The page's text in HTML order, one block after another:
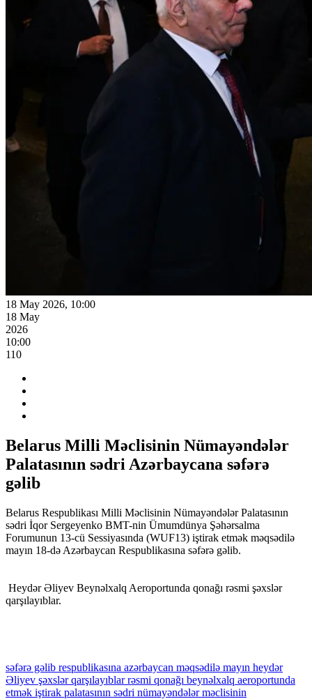
18 May 2026, 10:00
18 May
2026
10:00
110
Belarus Milli Məclisinin Nümayəndələr
Palatasının sədri Azərbaycana səfərə
gəlib
Belarus Respublikası Milli Məclisinin Nümayəndələr Palatasının
sədri İqor Sergeyenko BMT-nin Ümumdünya Şəhərsalma
Forumunun 13-cü Sessiyasında (WUF13) iştirak etmək məqsədilə
mayın 18-də Azərbaycan Respublikasına səfərə gəlib.
Heydər Əliyev Beynəlxalq Aeroportunda qonağı rəsmi şəxslər
qarşılayıblar.
səfərə gəlib respublikasına azərbaycan məqsədilə mayın heydər
Əliyev şəxslərqarşılayıblarrəsmi qonağı beynəlxalq aeroportunda
etmək iştirak palatasının sədri nümayəndələrməclisinin